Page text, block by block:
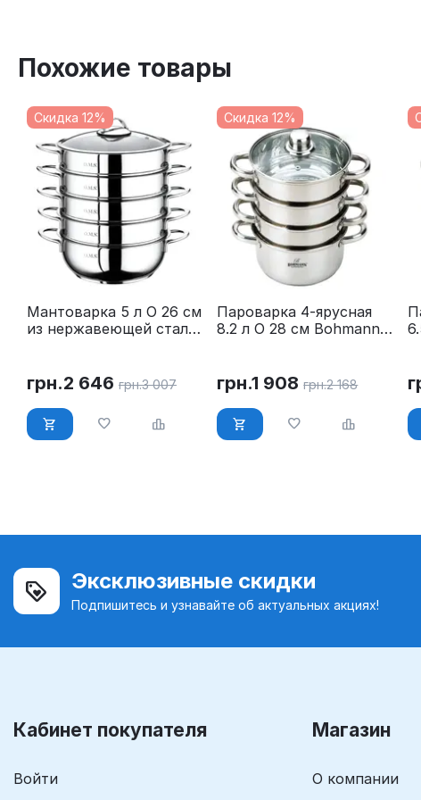
Похожие товары
Скидка 12%
Мантоварка 5 л O 26 см
из нержавеющей стали
грн.2 646 грн.3 007
Скидка 12%
Пароварка 4-ярусная
8.2 л O 28 см Bohmann
грн.1 908 грн.2 168
Эксклюзивные скидки
Подпишитесь и узнавайте об актуальных акциях!
Кабинет покупателя
Войти
Магазин
О компании